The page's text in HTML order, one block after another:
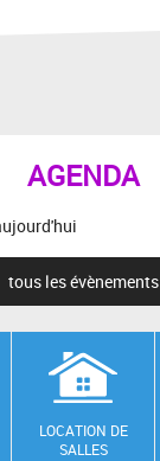
AGENDA
tous les évènements
LOCATION DE
SALLES